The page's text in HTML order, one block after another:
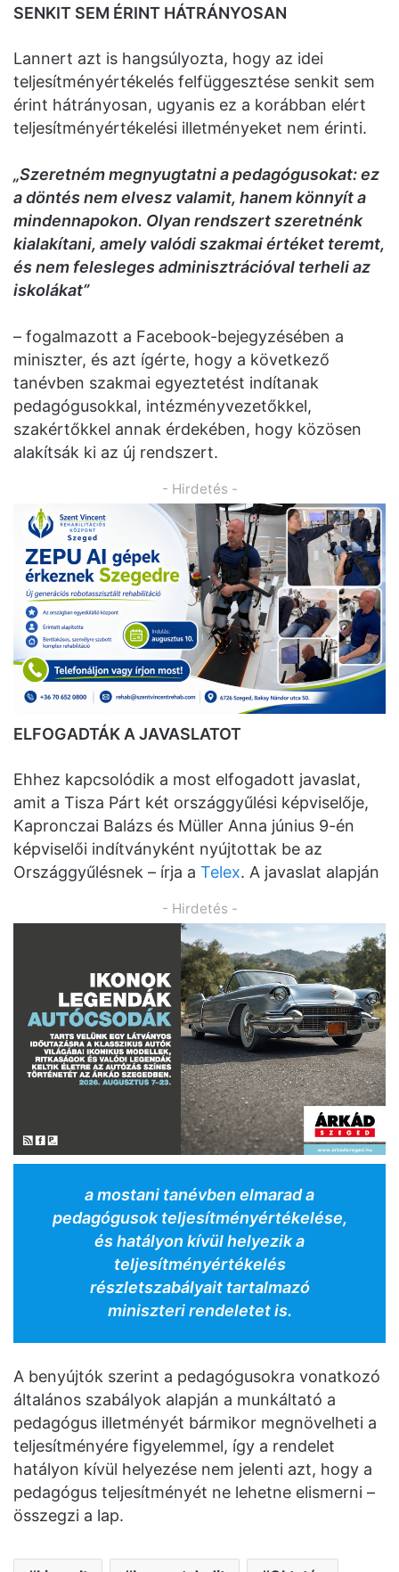
SENKIT SEM ÉRINT HÁTRÁNYOSAN
Lannert azt is hangsúlyozta, hogy az idei
teljesítményértékelés felfüggesztése senkit sem
érint hátrányosan, ugyanis ez a korábban elért
teljesítményértékelési illetményeket nem érinti.
„Szeretném megnyugtatni a pedagógusokat: ez
a döntés nem elvesz valamit, hanem könnyít a
mindennapokon. Olyan rendszert szeretnénk
kialakítani, amely valódi szakmai értéket teremt,
és nem felesleges adminisztrációval terheli az
iskolákat”
– fogalmazott a Facebook-bejegyzésében a
miniszter, és azt ígérte, hogy a következő
tanévben szakmai egyeztetést indítanak
pedagógusokkal, intézményvezetőkkel,
szakértőkkel annak érdekében, hogy közösen
alakítsák ki az új rendszert.
- Hirdetés -
ELFOGADTÁK A JAVASLATOT
Ehhez kapcsolódik a most elfogadott javaslat,
amit a Tisza Párt két országgyűlési képviselője,
Kapronczai Balázs és Müller Anna június 9-én
képviselői indítványként nyújtottak be az
Országgyűlésnek – írja a Telex. A javaslat alapján
- Hirdetés -
a mostani tanévben elmarad a
pedagógusok teljesítményértékelése,
és hatályon kívül helyezik a
teljesítményértékelés
részletszabályait tartalmazó
miniszteri rendeletet is.
A benyújtók szerint a pedagógusokra vonatkozó
általános szabályok alapján a munkáltató a
pedagógus illetményét bármikor megnövelheti a
teljesítményére figyelemmel, így a rendelet
hatályon kívül helyezése nem jelenti azt, hogy a
pedagógus teljesítményét ne lehetne elismerni –
összegzi a lap.